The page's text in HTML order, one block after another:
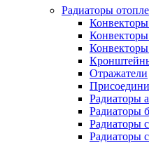
Радиаторы
Конвекторы
Отражатели
Радиаторы
Радиаторы
Радиаторы
Радиаторы